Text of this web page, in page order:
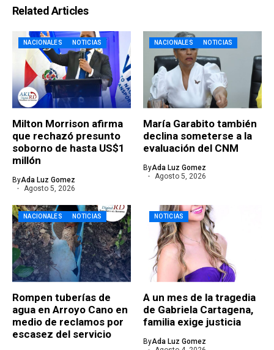
Related Articles
NACIONALES NOTICIAS
Milton Morrison afirma
que rechazó presunto
soborno de hasta US$1
millón
ByAda Luz Gomez
Agosto 5, 2026
NACIONALES NOTICIAS
María Garabito también
declina someterse a la
evaluación del CNM
ByAda Luz Gomez
Agosto 5, 2026
NACIONALES NOTICIAS
Rompen tuberías de
agua en Arroyo Cano en
medio de reclamos por
escasez del servicio
NOTICIAS
A un mes de la tragedia
de Gabriela Cartagena,
familia exige justicia
ByAda Luz Gomez